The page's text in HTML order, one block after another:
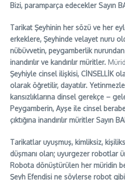
Bizi, paramparça edecekler Sayın
Tarikat Şeyhinin her sözü ve her
erkeklere, Şeyhinde velayet nuru
nübüvvetin, peygamberlik
inandırılır ve kandırılır müritler.
Şeyhiyle cinsel ilişkisi, CİNSELLİK
olarak öğretilir, dayatılır.
kansızlıklarına dinsel gerekçe –
Peygamberin, Ayşe ile cinsel
çıktığına inandırılır müritler Sayın
Tarikatlar uyuşmuş, kimliksiz,
düşmanı olan; uyurgezer robotlar
Robota dönüştürülen her müridin
Şeyh Efendisi ne söylerse robot